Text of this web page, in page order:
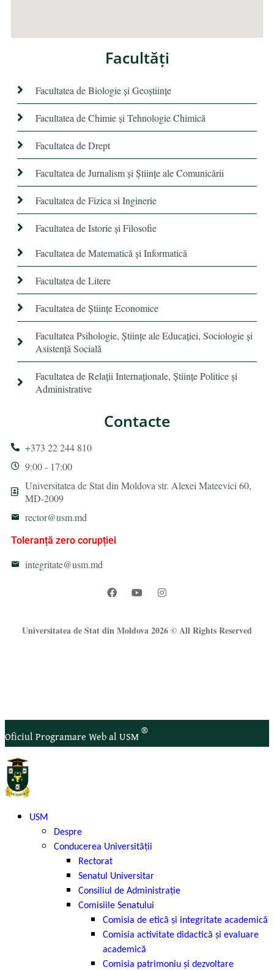
Facultăţi
Facultatea de Biologie și Geoștiințe
Facultatea de Chimie şi Tehnologie Chimică
Facultatea de Drept
Facultatea de Jurnalism şi Ştiinţe ale Comunicării
Facultatea de Fizica si Inginerie
Facultatea de Istorie şi Filosofie
Facultatea de Matematică şi Informatică
Facultatea de Litere
Facultatea de Științe Economice
Facultatea Psihologie, Ştiinţe ale Educaţiei, Sociologie și
Asistență Socială
Facultatea de Relaţii Internaţionale, Ştiinţe Politice şi
Administrative
Contacte
+373 22 244 810
9:00 - 17:00
Universitatea de Stat din Moldova str. Alexei Mateevici 60,
MD-2009
rector@usm.md
Toleranță zero corupției
integritate@usm.md
Universitatea de Stat din Moldova 2026 © All Rights Reserved
Oficiul Programare Web al USM®
USM
Despre
Conducerea Universității
Rectorat
Senatul Universitar
Consiliul de Administrație
Comisiile Senatului
Comisia de etică şi integritate academică
Comisia activitate didactică şi evaluare
academică
Comisia patrimoniu şi dezvoltare